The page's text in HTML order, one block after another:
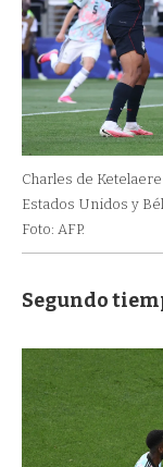
Charles de
Estados Unidos y
Foto: AFP.
Segundo